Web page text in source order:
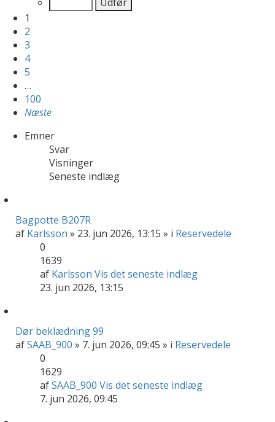
1
2
3
4
5
…
100
Næste
Emner
Svar
Visninger
Seneste indlæg
Bagpotte B207R
af Karlsson » 23. jun 2026, 13:15 » i Reservedele
0
1639
af Karlsson Vis det seneste indlæg
23. jun 2026, 13:15
Dør beklædning 99
afSAAB_900 » 7. jun 2026, 09:45 » i Reservedele
0
1629
afSAAB_900 Vis det seneste indlæg
7. jun 2026, 09:45